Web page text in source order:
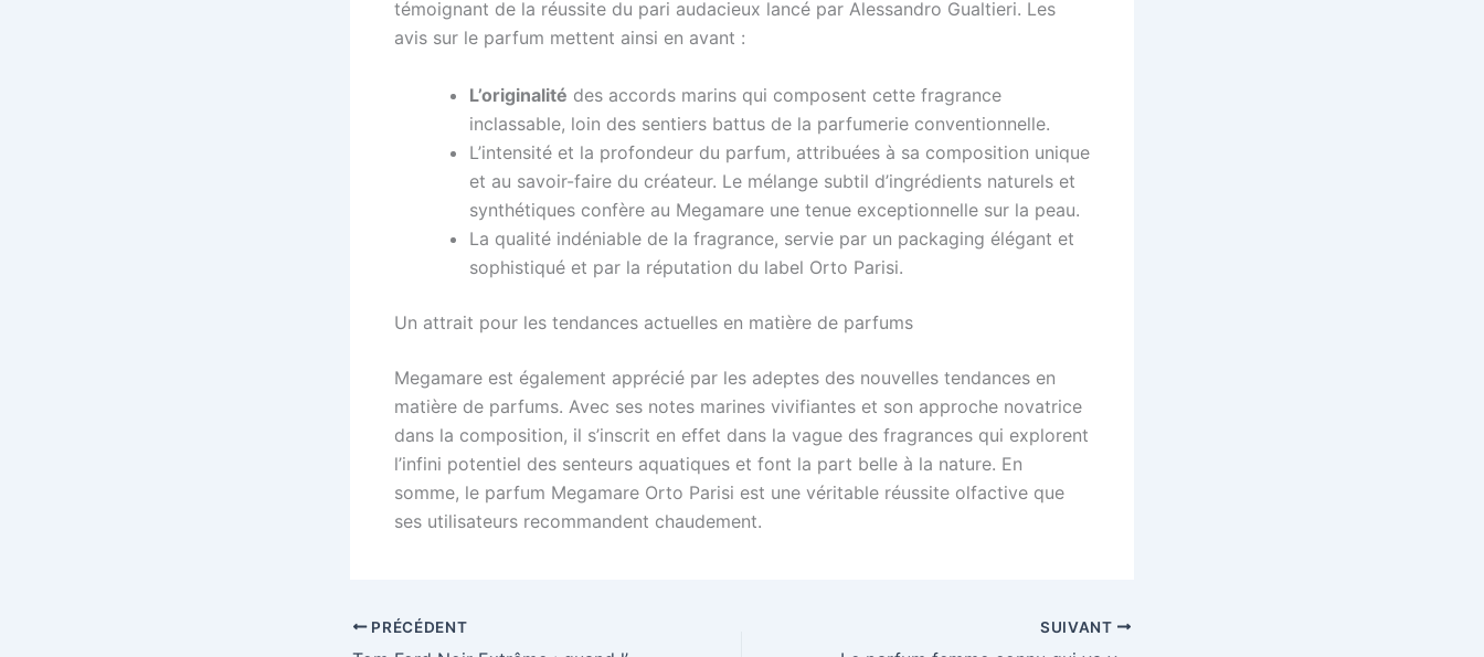
témoignant de la réussite du pari audacieux lancé par Alessandro Gualtieri. Les
avis sur le parfum mettent ainsi en avant :
L’originalité des accords marins qui composent cette fragrance
inclassable, loin des sentiers battus de la parfumerie conventionnelle.
L’intensité et la profondeur du parfum, attribuées à sa composition unique
et au savoir-faire du créateur. Le mélange subtil d’ingrédients naturels et
synthétiques confère au Megamare une tenue exceptionnelle sur la peau.
La qualité indéniable de la fragrance, servie par un packaging élégant et
sophistiqué et par la réputation du label Orto Parisi.
Un attrait pour les tendances actuelles en matière de parfums
Megamare est également apprécié par les adeptes des nouvelles tendances en
matière de parfums. Avec ses notes marines vivifiantes et son approche novatrice
dans la composition, il s’inscrit en effet dans la vague des fragrances qui explorent
l’infini potentiel des senteurs aquatiques et font la part belle à la nature. En
somme, le parfum Megamare Orto Parisi est une véritable réussite olfactive que
ses utilisateurs recommandent chaudement.
PRÉCÉDENT SUIVANT